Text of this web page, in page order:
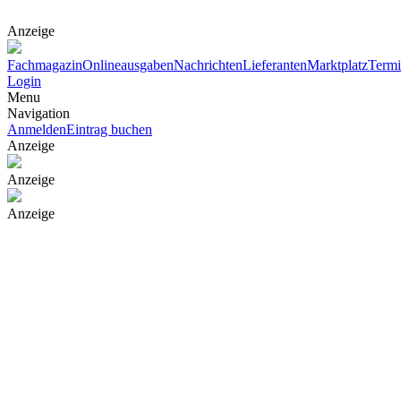
Anzeige
FachmagazinOnlineausgabenNachrichtenLieferantenMarktplatz
Login
Menu
Navigation
AnmeldenEintrag buchen
Anzeige
Anzeige
Anzeige